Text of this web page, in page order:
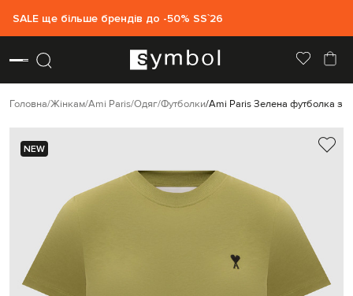
SALE ще більше брендів до -50% SS`26
Головна Жінкам Ami Paris Одяг Футболки Ami Paris Зелена футболка з
NEW